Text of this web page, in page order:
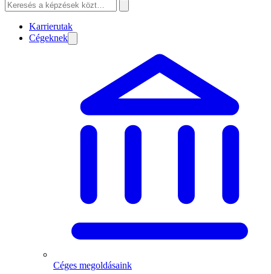
Karrierutak
Cégeknek
Céges megoldásaink